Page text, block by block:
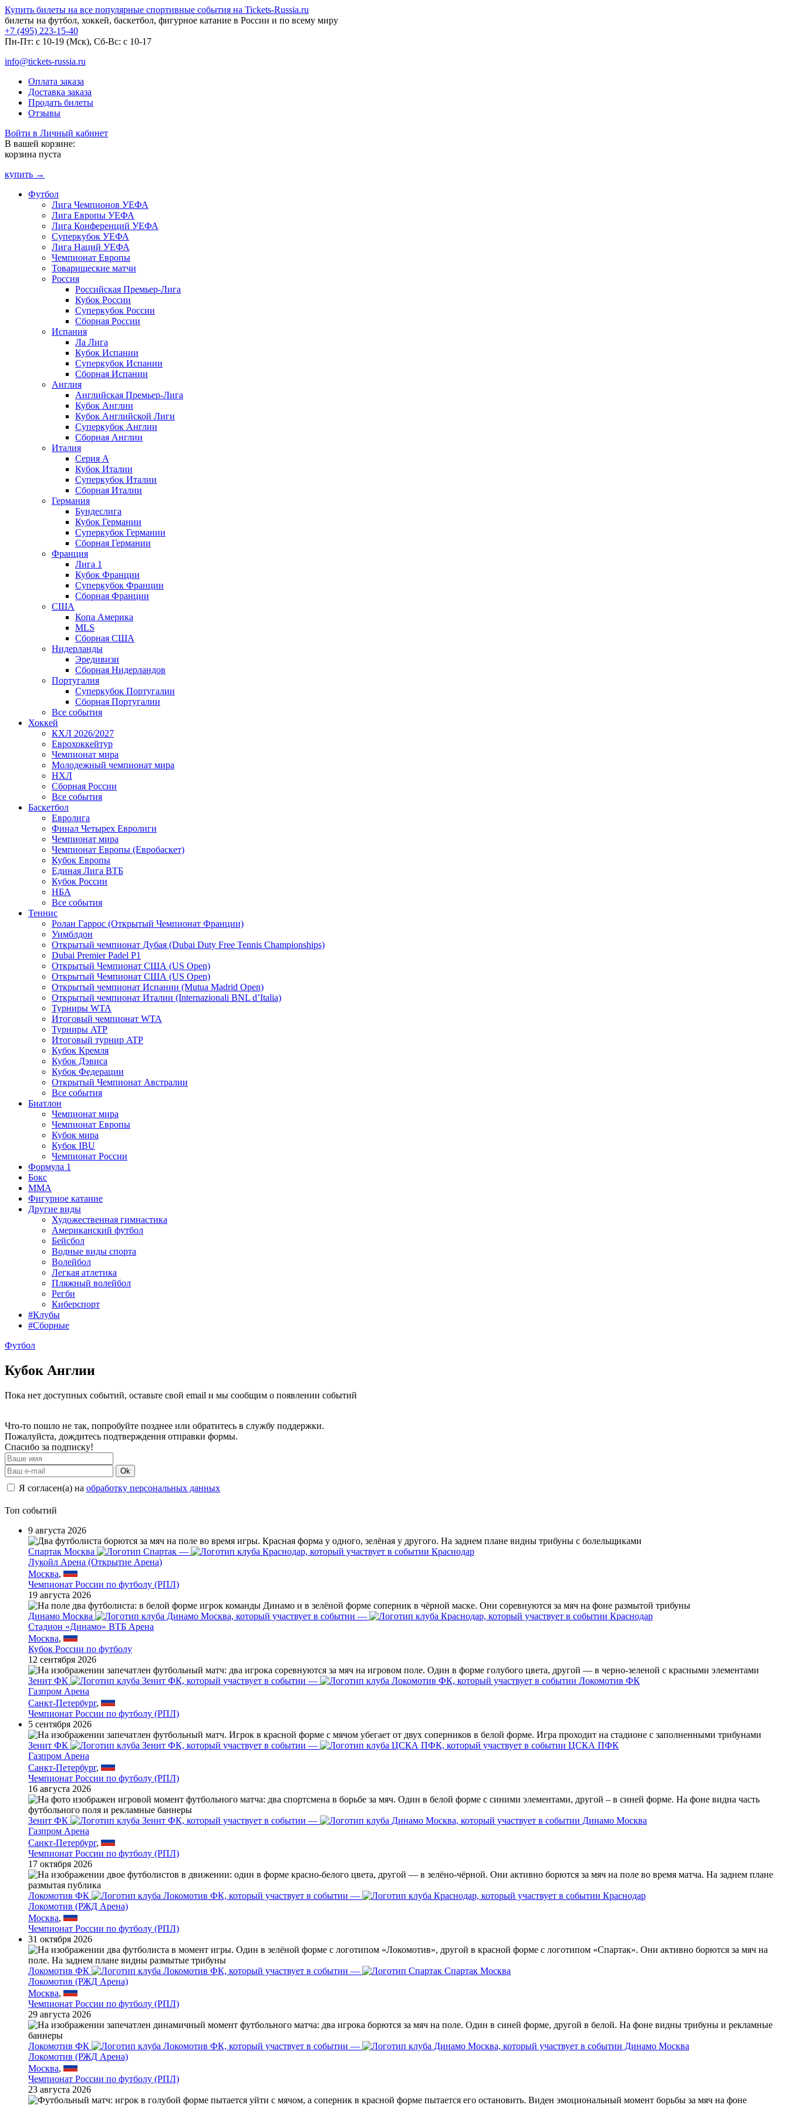
Купить билеты на все популярные спортивные события на Tickets-Russia.ru
билеты на футбол, хоккей, баскетбол, фигурное катание в России и по всему миру
+7 (495) 223-15-40
Пн-Пт: c 10-19 (Мск), Сб-Вс: с 10-17
info@tickets-russia.ru
Оплата заказа
Доставка заказа
Продать билеты
Отзывы
Войти в Личный кабинет
В вашей корзине:
корзина пуста
купить →
Футбол
Лига Чемпионов УЕФА
Лига Европы УЕФА
Лига Конференций УЕФА
Суперкубок УЕФА
Лига Наций УЕФА
Чемпионат Европы
Товарищеские матчи
Россия
Российская Премьер-Лига
Кубок России
Суперкубок России
Сборная России
Испания
Ла Лига
Кубок Испании
Суперкубок Испании
Сборная Испании
Англия
Английская Премьер-Лига
Кубок Англии
Кубок Английской Лиги
Суперкубок Англии
Сборная Англии
Италия
Серия А
Кубок Италии
Суперкубок Италии
Сборная Италии
Германия
Бундеслига
Кубок Германии
Суперкубок Германии
Сборная Германии
Франция
Лига 1
Кубок Франции
Суперкубок Франции
Сборная Франции
США
Копа Америка
MLS
Сборная США
Нидерланды
Эредивизи
Сборная Нидерландов
Португалия
Суперкубок Португалии
Сборная Португалии
Все события
Хоккей
КХЛ 2026/2027
Еврохоккейтур
Чемпионат мира
Молодежный чемпионат мира
НХЛ
Сборная России
Все события
Баскетбол
Евролига
Финал Четырех Евролиги
Чемпионат мира
Чемпионат Европы (Евробаскет)
Кубок Европы
Единая Лига ВТБ
Кубок России
НБА
Все события
Теннис
Ролан Гаррос (Открытый Чемпионат Франции)
Уимблдон
Открытый чемпионат Дубая (Dubai Duty Free Tennis Championships)
Dubai Premier Padel P1
Открытый Чемпионат США (US Open)
Открытый Чемпионат США (US Open)
Открытый чемпионат Испании (Mutua Madrid Open)
Открытый чемпионат Италии (Internazionali BNL d’Italia)
Турниры WTA
Итоговый чемпионат WTA
Турниры ATP
Итоговый турнир ATP
Кубок Кремля
Кубок Дэвиса
Кубок Федерации
Открытый Чемпионат Австралии
Все события
Биатлон
Чемпионат мира
Чемпионат Европы
Кубок мира
Кубок IBU
Чемпионат России
Формула 1
Бокс
MMA
Фигурное катание
Другие виды
Художественная гимнастика
Американский футбол
Бейсбол
Водные виды спорта
Волейбол
Легкая атлетика
Пляжный волейбол
Регби
Киберспорт
#Клубы
#Сборные
Футбол
Кубок Англии
Пока нет доступных событий, оставьте свой email и мы сообщим о появлении событий
Что-то пошло не так, попробуйте позднее или обратитесь в службу поддержки.
Пожалуйста, дождитесь подтверждения отправки формы.
Спасибо за подписку!
Ok
Я согласен(а) на обработку персональных данных
Топ событий
9 августа 2026
Спартак Москва —
Краснодар
Лукойл Арена (Открытие Арена)
Москва,
Чемпионат России по футболу (РПЛ)
19 августа 2026
Динамо Москва —
Краснодар
Стадион «Динамо» ВТБ Арена
Москва,
Кубок России по футболу
12 сентября 2026
Зенит ФК —
Локомотив ФК
Газпром Арена
Санкт-Петербург,
Чемпионат России по футболу (РПЛ)
5 сентября 2026
Зенит ФК —
ЦСКА ПФК
Газпром Арена
Санкт-Петербург,
Чемпионат России по футболу (РПЛ)
16 августа 2026
Зенит ФК —
Динамо Москва
Газпром Арена
Санкт-Петербург,
Чемпионат России по футболу (РПЛ)
17 октября 2026
Локомотив ФК —
Краснодар
Локомотив (РЖД Арена)
Москва,
Чемпионат России по футболу (РПЛ)
31 октября 2026
Локомотив ФК —
Спартак Москва
Локомотив (РЖД Арена)
Москва,
Чемпионат России по футболу (РПЛ)
29 августа 2026
Локомотив ФК —
Динамо Москва
Локомотив (РЖД Арена)
Москва,
Чемпионат России по футболу (РПЛ)
23 августа 2026